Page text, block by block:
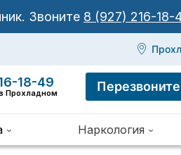
Звоните 8 (927) 216-18-
18-49
Прохладном
Наркология